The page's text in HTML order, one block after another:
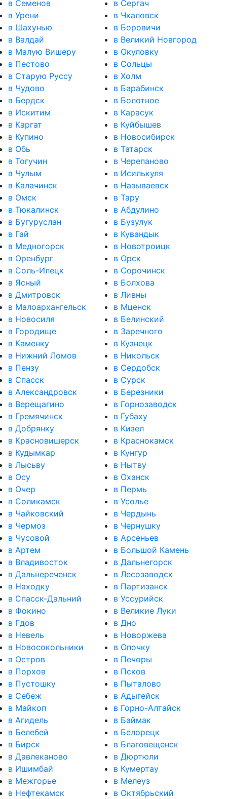
в Семенов
в Сергач
в Урени
в Чкаловск
в Шахунью
в Боровичи
в Валдай
в Великий Новгород
в Малую Вишеру
в Окуловку
в Пестово
в Сольцы
в Старую Руссу
в Холм
в Чудово
в Барабинск
в Бердск
в Болотное
в Искитим
в Карасук
в Каргат
в Куйбышев
в Купино
в Новосибирск
в Обь
в Татарск
в Тогучин
в Черепаново
в Чулым
в Исилькуля
в Калачинск
в Называевск
в Омск
в Тару
в Тюкалинск
в Абдулино
в Бугуруслан
в Бузулук
в Гай
в Кувандык
в Медногорск
в Новотроицк
в Оренбург
в Орск
в Соль-Илецк
в Сорочинск
в Ясный
в Болхова
в Дмитровск
в Ливны
в Малоархангельск
в Мценск
в Новосиля
в Белинский
в Городище
в Заречного
в Каменку
в Кузнецк
в Нижний Ломов
в Никольск
в Пензу
в Сердобск
в Спасск
в Сурск
в Александровск
в Березники
в Верещагино
в Горнозаводск
в Гремячинск
в Губаху
в Добрянку
в Кизел
в Красновишерск
в Краснокамск
в Кудымкар
в Кунгур
в Лысьву
в Нытву
в Осу
в Оханск
в Очер
в Пермь
в Соликамск
в Усолье
в Чайковский
в Чердынь
в Чермоз
в Чернушку
в Чусовой
в Арсеньев
в Артем
в Большой Камень
в Владивосток
в Дальнегорск
в Дальнереченск
в Лесозаводск
в Находку
в Партизанск
в Спасск-Дальний
в Уссурийск
в Фокино
в Великие Луки
в Гдов
в Дно
в Невель
в Новоржева
в Новосокольники
в Опочку
в Остров
в Печоры
в Порхов
в Псков
в Пустошку
в Пыталово
в Себеж
в Адыгейск
в Майкоп
в Горно-Алтайск
в Агидель
в Баймак
в Белебей
в Белорецк
в Бирск
в Благовещенск
в Давлеканово
в Дюртюли
в Ишимбай
в Кумертау
в Межгорье
в Мелеуз
в Нефтекамск
в Октябрьский